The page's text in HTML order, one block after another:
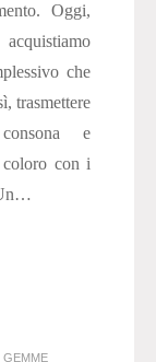
Oggi,
che
trasmettere
e
coloro con i
GEMME